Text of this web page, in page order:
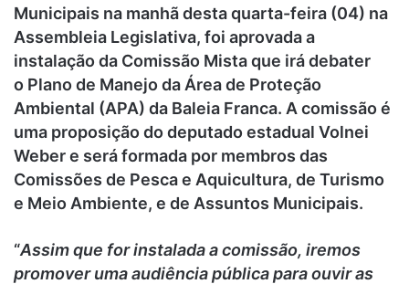
Municipais na manhã desta quarta-feira (04) na
Assembleia Legislativa, foi aprovada a
instalação da Comissão Mista que irá debater
o Plano de Manejo da Área de Proteção
Ambiental (APA) da Baleia Franca. A comissão é
uma proposição do deputado estadual Volnei
Weber e será formada por membros das
Comissões de Pesca e Aquicultura, de Turismo
e Meio Ambiente, e de Assuntos Municipais.
“Assim que for instalada a comissão, iremos
promover uma audiência pública para ouvir as